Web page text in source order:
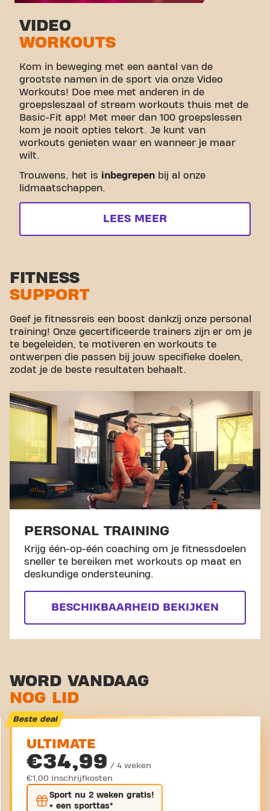
VIDEO
WORKOUTS
Kom in beweging met een aantal van de
grootste namen in de sport via onze Video
Workouts! Doe mee met anderen in de
groepsleszaal of stream workouts thuis met de
Basic-Fit app! Met meer dan 100 groepslessen
kom je nooit opties tekort. Je kunt van
workouts genieten waar en wanneer je maar
wilt.
Trouwens, het is inbegrepen bij al onze
lidmaatschappen.
LEES MEER
FITNESS
SUPPORT
Geef je fitnessreis een boost dankzij onze personal
training! Onze gecertificeerde trainers zijn er om je
te begeleiden, te motiveren en workouts te
ontwerpen die passen bij jouw specifieke doelen,
zodat je de beste resultaten behaalt.
PERSONAL TRAINING
Krijg één-op-één coaching om je fitnessdoelen
sneller te bereiken met workouts op maat en
deskundige ondersteuning.
BESCHIKBAARHEID BEKIJKEN
WORD VANDAAG
NOG LID
Beste deal
ULTIMATE
€34,99 / 4 weken
€1,00 inschrijfkosten
Sport nu 2 weken gratis!
+ een sporttas*